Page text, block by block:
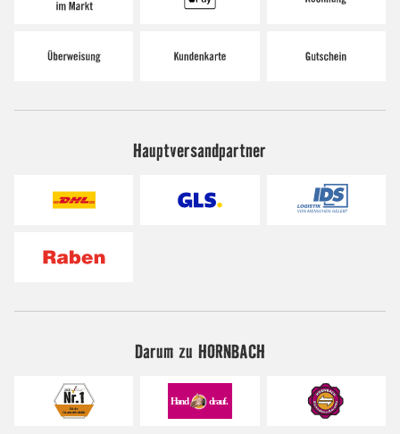
Hauptversandpartner
Darum zu HORNBACH